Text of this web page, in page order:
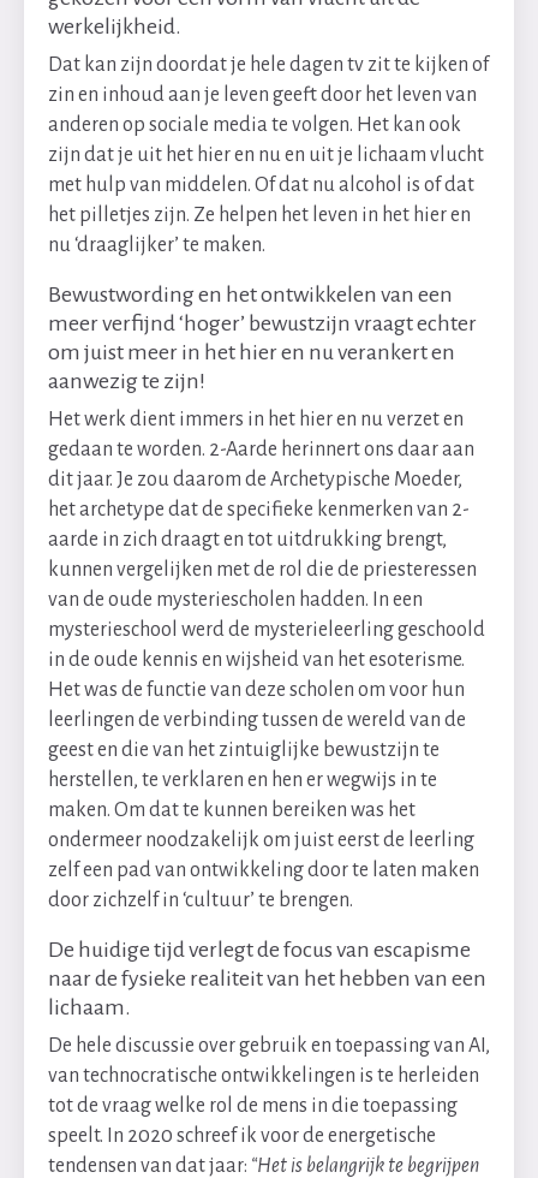
werkelijkheid.
Dat kan zijn doordat je hele dagen tv zit te kijken of
zin en inhoud aan je leven geeft door het leven van
anderen op sociale media te volgen. Het kan ook
zijn dat je uit het hier en nu en uit je lichaam vlucht
met hulp van middelen. Of dat nu alcohol is of dat
het pilletjes zijn. Ze helpen het leven in het hier en
nu ‘draaglijker’ te maken.
Bewustwording en het ontwikkelen van een
meer verfijnd ‘hoger’ bewustzijn vraagt echter
om juist meer in het hier en nu verankert en
aanwezig te zijn!
Het werk dient immers in het hier en nu verzet en
gedaan te worden. 2-Aarde herinnert ons daar aan
dit jaar. Je zou daarom de Archetypische Moeder,
het archetype dat de specifieke kenmerken van 2-
aarde in zich draagt en tot uitdrukking brengt,
kunnen vergelijken met de rol die de priesteressen
van de oude mysteriescholen hadden. In een
mysterieschool werd de mysterieleerling geschoold
in de oude kennis en wijsheid van het esoterisme.
Het was de functie van deze scholen om voor hun
leerlingen de verbinding tussen de wereld van de
geest en die van het zintuiglijke bewustzijn te
herstellen, te verklaren en hen er wegwijs in te
maken. Om dat te kunnen bereiken was het
ondermeer noodzakelijk om juist eerst de leerling
zelf een pad van ontwikkeling door te laten maken
door zichzelf in ‘cultuur’ te brengen.
De huidige tijd verlegt de focus van escapisme
naar de fysieke realiteit van het hebben van een
lichaam.
De hele discussie over gebruik en toepassing van AI,
van technocratische ontwikkelingen is te herleiden
tot de vraag welke rol de mens in die toepassing
speelt. In 2020 schreef ik voor de energetische
tendensen van dat jaar: “Het is belangrijk te begrijpen